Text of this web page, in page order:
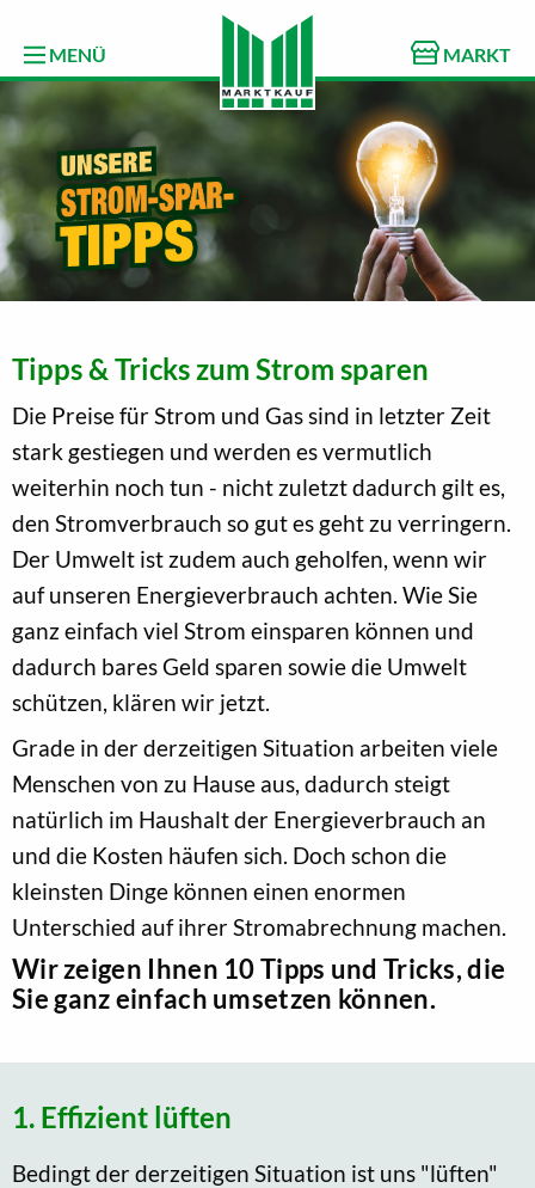
MENÜ MARKT
Tipps & Tricks zum Strom sparen
Die Preise für Strom und Gas sind in letzter Zeit
stark gestiegen und werden es vermutlich
weiterhin noch tun - nicht zuletzt dadurch gilt es,
den Stromverbrauch so gut es geht zu verringern.
Der Umwelt ist zudem auch geholfen, wenn wir
auf unseren Energieverbrauch achten. Wie Sie
ganz einfach viel Strom einsparen können und
dadurch bares Geld sparen sowie die Umwelt
schützen, klären wir jetzt.
Grade in der derzeitigen Situation arbeiten viele
Menschen von zu Hause aus, dadurch steigt
natürlich im Haushalt der Energieverbrauch an
und die Kosten häufen sich. Doch schon die
kleinsten Dinge können einen enormen
Unterschied auf ihrer Stromabrechnung machen.
Wir zeigen Ihnen 10 Tipps und Tricks, die
Sie ganz einfach umsetzen können.
1. Effizient lüften
Bedingt der derzeitigen Situation ist uns "lüften"